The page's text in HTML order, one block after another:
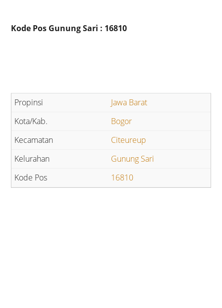
Kode Pos Gunung Sari : 16810
Jawa Barat
Bogor
Citeureup
Gunung Sari
16810